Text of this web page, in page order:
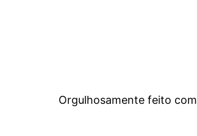
Orgulhosamente feito com